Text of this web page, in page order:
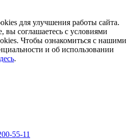
для улучшения работы сайта.
вы соглашаетесь с условиями
Чтобы ознакомиться с нашими
и об использовании
.
55-11